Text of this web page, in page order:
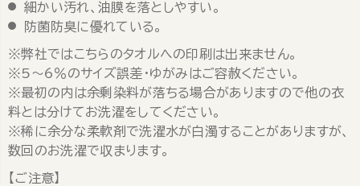
細かい汚れ、油膜を落としやすい。
防菌防臭に優れている。
※弊社ではこちらのタオルへの印刷は出来ません。
※5～6％のサイズ誤差・ゆがみはご容赦ください。
※最初の内は余剰染料が落ちる場合がありますので他の衣
料とは分けてお洗濯をしてください。
※稀に余分な柔軟剤で洗濯水が白濁することがありますが、
数回のお洗濯で収まります。
【ご注意】